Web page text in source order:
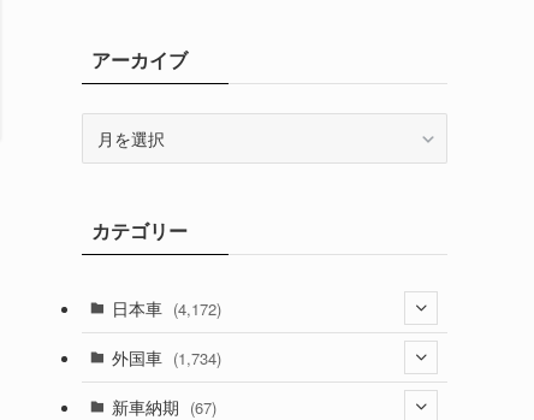
アーカイブ
ブカテゴリー
日本車 (4,172)
(1,321)
(329)
外国車 (1,734)
新車納期 (67)